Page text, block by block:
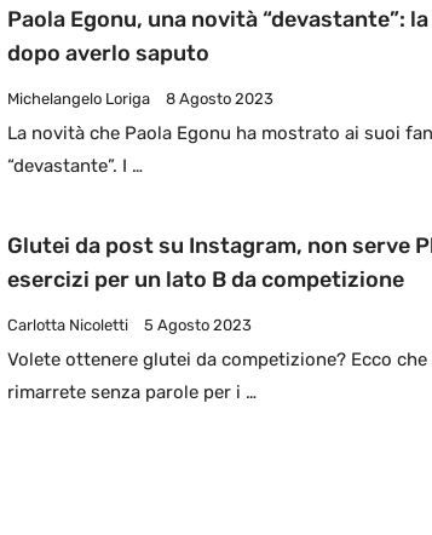
Paola Egonu, una novità “devastante”:
dopo averlo saputo
Michelangelo Loriga 8 Agosto 2023
La novità che Paola Egonu ha mostrato ai suoi
“devastante”. I …
Glutei da post su Instagram, non serve
esercizi per un lato B da competizione
Carlotta Nicoletti 5 Agosto 2023
Volete ottenere glutei da competizione? Ecco
rimarrete senza parole per i …